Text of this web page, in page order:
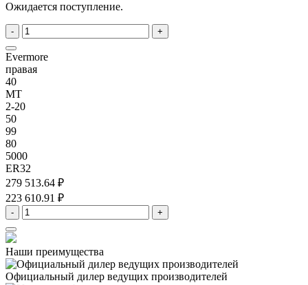
Ожидается поступление.
- +
Evermore
правая
40
MT
2-20
50
99
80
5000
ER32
279 513.64 ₽
223 610.91 ₽
- +
Наши преимущества
Официальный дилер ведущих производителей